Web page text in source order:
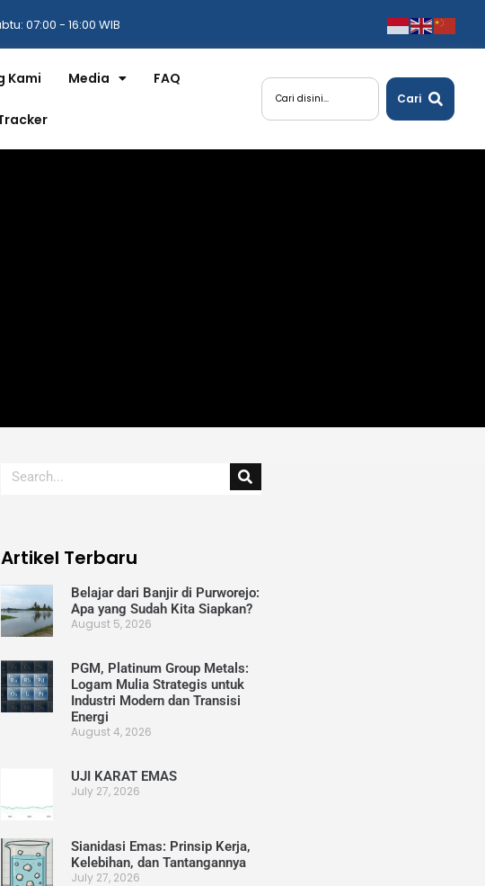
07:00 - 16:00 WIB
Kami Media FAQ
Cari
Artikel Terbaru
Belajar dari Banjir di Purworejo:
Apa yang Sudah Kita Siapkan?
August 5, 2026
PGM, Platinum Group Metals:
Logam Mulia Strategis untuk
Industri Modern dan Transisi
Energi
August 4, 2026
UJI KARAT EMAS
July 27, 2026
Sianidasi Emas: Prinsip Kerja,
Kelebihan, dan Tantangannya
July 27, 2026